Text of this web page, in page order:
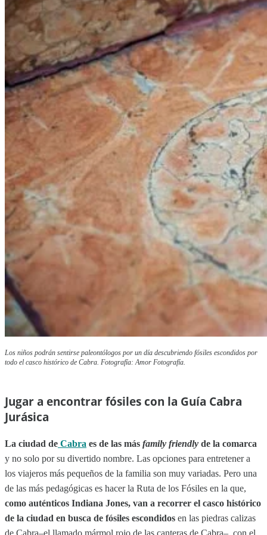
Los niños podrán sentirse paleontólogos por un día descubriendo fósiles escondidos por
todo el casco histórico de Cabra. Fotografía: Amor Fotografía.
Jugar a encontrar fósiles con la Guía Cabra
Jurásica
La ciudad de Cabra es de las más family friendly de la comarca
y no solo por su divertido nombre. Las opciones para entretener a
los viajeros más pequeños de la familia son muy variadas. Pero una
de las más pedagógicas es hacer la Ruta de los Fósiles en la que,
como auténticos Indiana Jones, van a recorrer el casco histórico
de la ciudad en busca de fósiles escondidos en las piedras calizas
de Cabra–el llamado mármol rojo de las canteras de Cabra–, con el